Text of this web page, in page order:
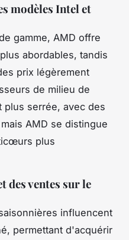
modèles Intel et
gamme, AMD offre
abordables, tandis
prix légèrement
de milieu de
plus serrée, avec des
AMD se distingue
plus
des ventes sur le
influencent
permettant d'acquérir